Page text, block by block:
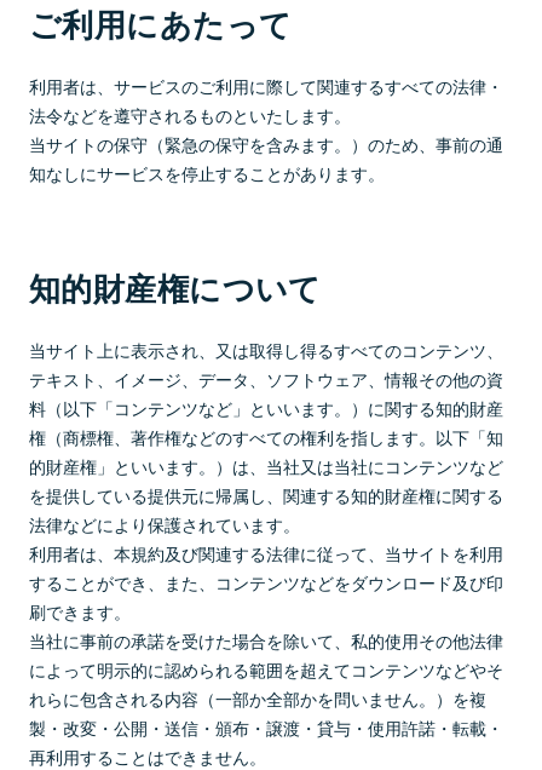
ご利用にあたって
利用者は、サービスのご利用に際して関連するすべての法律・
法令などを遵守されるものといたします。
当サイトの保守（緊急の保守を含みます。）のため、事前の通
知なしにサービスを停止することがあります。
知的財産権について
当サイト上に表示され、又は取得し得るすべてのコンテンツ、
テキスト、イメージ、データ、ソフトウェア、情報その他の資
料（以下「コンテンツなど」といいます。）に関する知的財産
権（商標権、著作権などのすべての権利を指します。以下「知
的財産権」といいます。）は、当社又は当社にコンテンツなど
を提供している提供元に帰属し、関連する知的財産権に関する
法律などにより保護されています。
利用者は、本規約及び関連する法律に従って、当サイトを利用
することができ、また、コンテンツなどをダウンロード及び印
刷できます。
当社に事前の承諾を受けた場合を除いて、私的使用その他法律
によって明示的に認められる範囲を超えてコンテンツなどやそ
れらに包含される内容（一部か全部かを問いません。）を複
製・改変・公開・送信・頒布・譲渡・貸与・使用許諾・転載・
再利用することはできません。